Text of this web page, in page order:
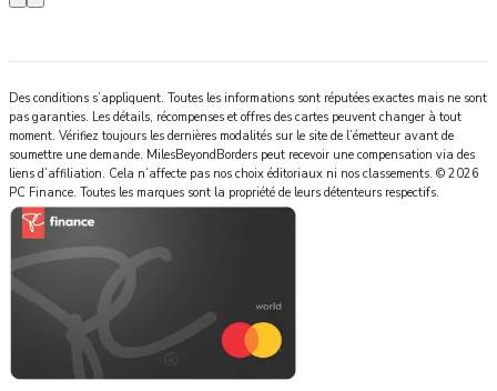
Des conditions s’appliquent. Toutes les informations sont réputées exactes mais ne sont
pas garanties. Les détails, récompenses et offres des cartes peuvent changer à tout
moment. Vérifiez toujours les dernières modalités sur le site de l’émetteur avant de
soumettre une demande. MilesBeyondBorders peut recevoir une compensation via des
liens d’affiliation. Cela n’affecte pas nos choix éditoriaux ni nos classements. © 2026
PC Finance. Toutes les marques sont la propriété de leurs détenteurs respectifs.